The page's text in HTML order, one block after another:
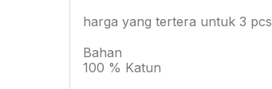
harga yang tertera untuk 3 pcs
Bahan
100 % Katun